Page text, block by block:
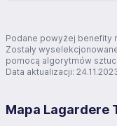
Podane powyżej benefity
Zostały
pomocą algorytmów
Data aktualizacji:
Mapa Lagardere